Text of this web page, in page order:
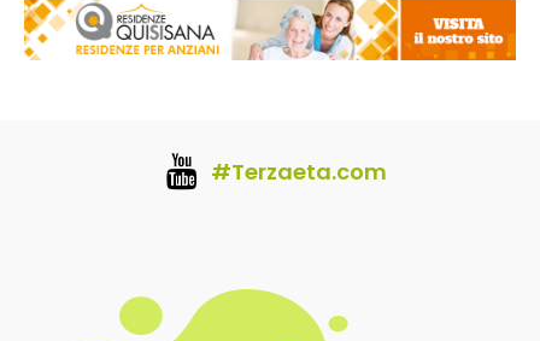
#Terzaeta.com